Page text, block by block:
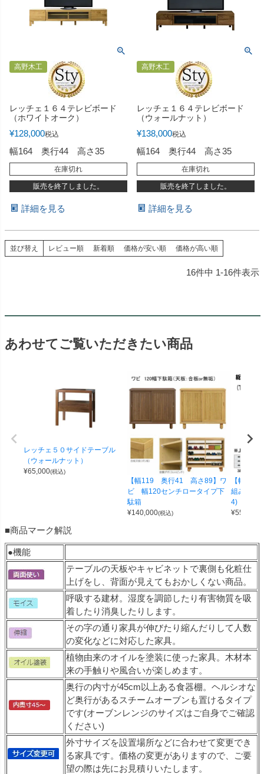
高野木工
レッチェ１６４テレビボード
（ホワイトオーク）
¥128,000税込
幅164 奥行44 高さ35
在庫切れ
販売を終了しました。
詳細を見る
高野木工
レッチェ１６４テレビボード
（ウォールナット）
¥138,000税込
幅164 奥行44 高さ35
在庫切れ
販売を終了しました。
詳細を見る
並び替え レビュー順 新着順 価格が安い順 価格が高い順
16件中 1-16件表示
あわせてご覧いただきたい商品
レッチェ５０サイドテーブル
（ウォールナット）
¥65,000(税込)
【幅119 奥行41 高さ89】ワ
ビ 幅120センチロータイプ下
駄箱
¥140,000(税込)
【幅100
組み合わ
4)
¥55,000
■商品マーク解説
●機能
テーブルの天板やキャビネットで裏側も化粧仕
上げをし、背面が見えてもおかしくない商品。
呼吸する建材。湿度を調節したり有害物質を吸
着したり消臭したりします。
その字の通り家具が伸びたり縮んだりして人数
の変化などに対応した家具。
植物由来のオイルを塗装に使った家具。木材本
来の手触りや風合いが楽しめます。
奥行の内寸が45cm以上ある食器棚。ヘルシオな
ど奥行があるスチームオーブンも置けるタイプ
です(オーブンレンジのサイズはご自身でご確認
ください)
外寸サイズを設置場所などに合わせて変更でき
る家具です。価格の変更がありますので、ご要
望の際は先にお見積りいたします。